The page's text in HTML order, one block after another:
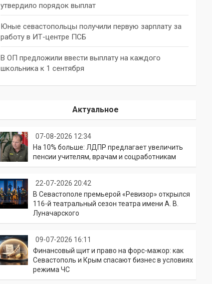
утвердило порядок выплат
Юные севастопольцы получили первую зарплату за
работу в ИТ-центре ПСБ
В ОП предложили ввести выплату на каждого
школьника к 1 сентября
Актуальное
07-08-2026 12:34
На 10% больше: ЛДПР предлагает увеличить
пенсии учителям, врачам и соцработникам
22-07-2026 20:42
В Севастополе премьерой «Ревизор» открылся
116-й театральный сезон театра имени А. В.
Луначарского
09-07-2026 16:11
Финансовый щит и право на форс-мажор: как
Севастополь и Крым спасают бизнес в условиях
режима ЧС